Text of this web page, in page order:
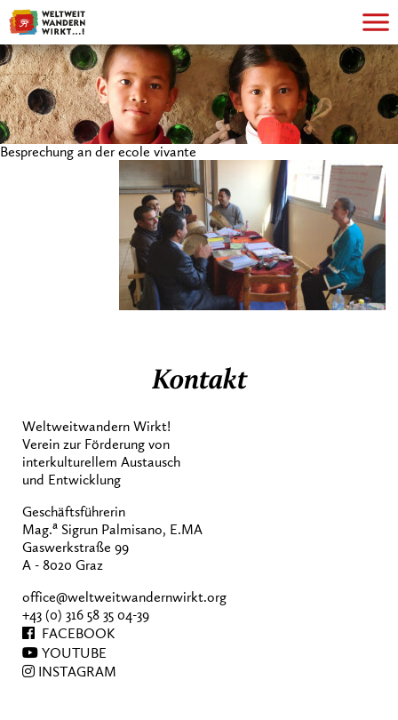
Besprechung an der ecole vivante
Kontakt
Weltweitwandern Wirkt!
Verein zur Förderung von
interkulturellem Austausch
und Entwicklung
Geschäftsführerin
Mag.a Sigrun Palmisano, E.MA
Gaswerkstraße 99
A - 8020 Graz
office@weltweitwandernwirkt.org
+43 (0) 316 58 35 04-39
FACEBOOK
YOUTUBE
INSTAGRAM